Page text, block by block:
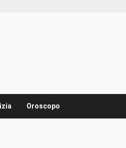
Oroscopo